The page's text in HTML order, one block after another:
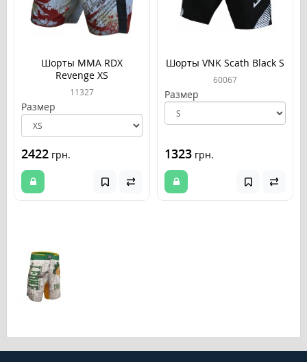
Шорты MMA RDX
Revenge XS
11327
Размер
2422 грн.
Шорты VNK Scath Black S
60067
Размер
1323 грн.